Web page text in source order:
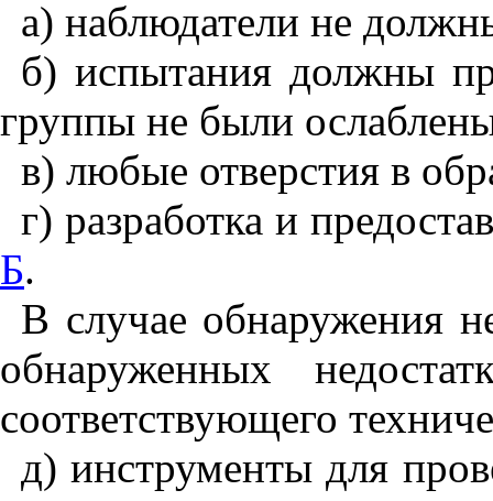
а) наблюдатели не
б) испытания должны
группы не были
в) любые отверстия в
г) разработка и
Б.
В случае обнаружения
обнаруженных
соответствующего
д) инструменты для